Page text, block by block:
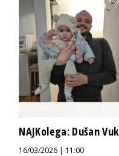
NAJKolega: Dušan
16/03/2026 | 11:00